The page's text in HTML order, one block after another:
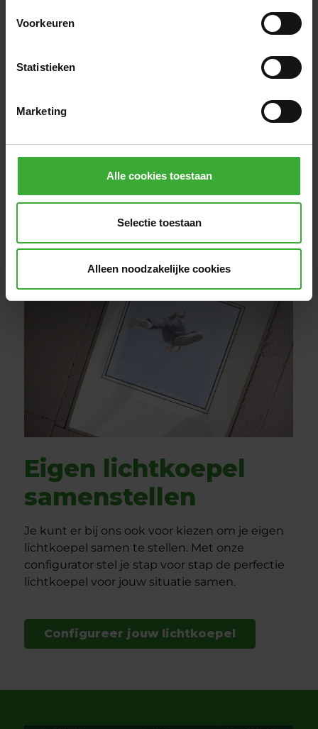
Voorkeuren
Statistieken
Marketing
Alle cookies toestaan
Selectie toestaan
Alleen noodzakelijke cookies
Een strak vormgegeven lichtkoepel met
combineert modern design met uitstekende
isolatiewaarden en past perfect bij
Meer informatie
Eigen lichtkoepel
samenstellen
Je kunt er bij ons ook voor kiezen om je eigen
lichtkoepel samen te stellen. Met onze
configurator stel je stap voor stap de perfectie
lichtkoepel voor jouw situatie samen.
Configureer jouw lichtkoepel